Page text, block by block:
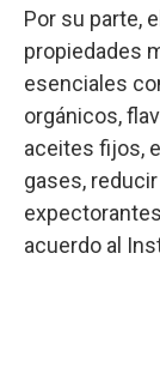
Por su parte,
propiedades
esenciales
orgánicos,
aceites fijos,
gases,
acuerdo al